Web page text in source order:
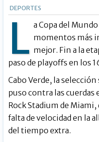
DEPORTES
L a Copa del
momentos más
mejor. Fin a la
paso de playoffs en los
Cabo Verde, la
puso contra las
Rock Stadium de
falta de velocidad en la
del tiempo extra.